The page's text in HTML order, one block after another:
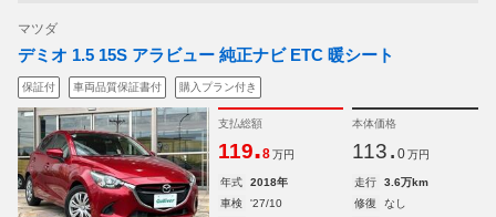
マツダ
デミオ 1.5 15S アラビュー 純正ナビ ETC 暖シート
保証付 車両品質保証書付 購入プラン付き
支払総額
119.8 万円
本体価格
113. 0 万円
年式 2018年 走行
3.6万km
車検
'27/10 修復
なし